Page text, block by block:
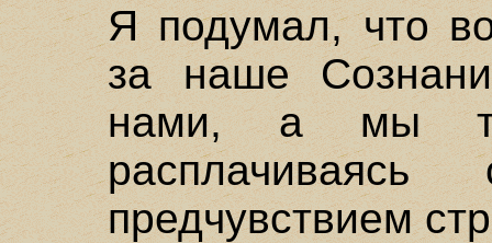
Я подумал, что
за наше
нами, а мы
предчувствием